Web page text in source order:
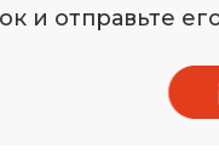
и отправьте